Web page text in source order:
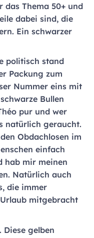
das Thema 50+ und
dabei sind, die
Ein schwarzer
politisch stand
Packung zum
Nummer eins mit
Bullen
pur und wer
natürlich geraucht.
Obdachlosen im
einfach
hab mir meinen
Natürlich auch
die immer
mitgebracht
Diese gelben